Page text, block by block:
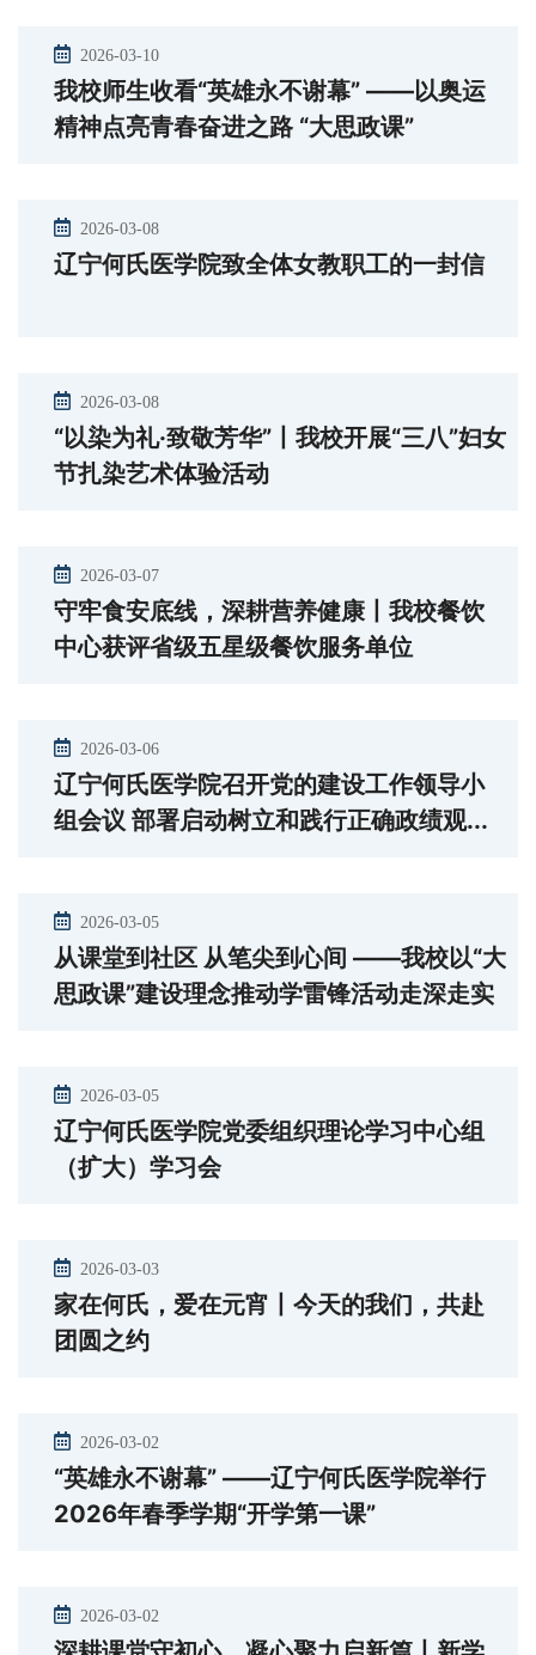
2026-03-10
我校师生收看“英雄永不谢幕” ——以奥运
精神点亮青春奋进之路 “大思政课”
2026-03-08
辽宁何氏医学院致全体女教职工的一封信
2026-03-08
“以染为礼·致敬芳华”丨我校开展“三八”妇女
节扎染艺术体验活动
2026-03-07
守牢食安底线，深耕营养健康丨我校餐饮
中心获评省级五星级餐饮服务单位
2026-03-06
辽宁何氏医学院召开党的建设工作领导小
组会议 部署启动树立和践行正确政绩观...
2026-03-05
从课堂到社区 从笔尖到心间 ——我校以“大
思政课”建设理念推动学雷锋活动走深走实
2026-03-05
辽宁何氏医学院党委组织理论学习中心组
（扩大）学习会
2026-03-03
家在何氏，爱在元宵丨今天的我们，共赴
团圆之约
2026-03-02
“英雄永不谢幕” ——辽宁何氏医学院举行
2026年春季学期“开学第一课”
2026-03-02